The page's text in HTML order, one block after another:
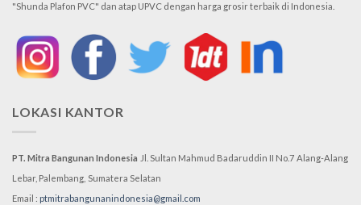
"Shunda Plafon PVC" dan atap UPVC dengan harga grosir terbaik di Indonesia.
LOKASI KANTOR
PT. Mitra Bangunan Indonesia Jl. Sultan Mahmud Badaruddin II No.7 Alang-Alang
Lebar, Palembang, Sumatera Selatan
Email : ptmitrabangunanindonesia@gmail.com